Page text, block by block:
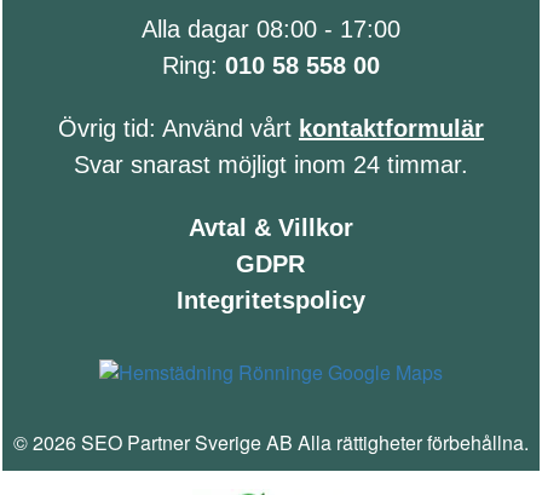
Alla dagar 08:00 - 17:00
Ring: 010 58 558 00
Övrig tid: Använd vårt kontaktformulär
Svar snarast möjligt inom 24 timmar.
Avtal & Villkor
GDPR
Integritetspolicy
© 2026 SEO Partner Sverige AB Alla rättigheter förbehållna.